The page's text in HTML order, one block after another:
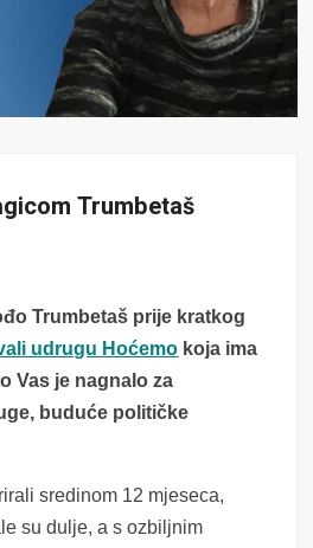
Trumbetaš
Trumbetaš prije kratkog
udrugu Hoćemo koja ima
Vas je nagnalo za
buduće političke
sredinom 12 mjeseca,
su dulje, a s ozbiljnim